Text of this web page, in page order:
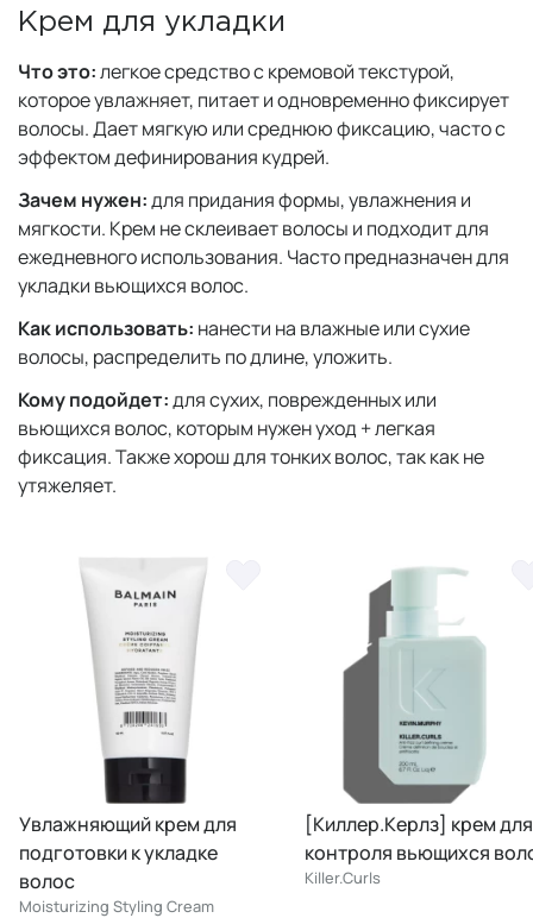
Крем для укладки
Что это:легкое средство с кремовой текстурой,
которое увлажняет, питает и одновременно фиксирует
волосы. Дает мягкую или среднюю фиксацию, часто с
эффектом дефинирования кудрей.
Зачем нужен:для придания формы, увлажнения и
мягкости. Крем не склеивает волосы и подходит для
ежедневного использования. Часто предназначен для
укладки вьющихся волос.
Как использовать: нанести на влажные или сухие
волосы, распределить по длине, уложить.
Кому подойдет:для сухих, поврежденных или
вьющихся волос, которым нужен уход + легкая
фиксация. Также хорош для тонких волос, так как не
утяжеляет.
Увлажняющий крем для
подготовки к укладке
волос
Moisturizing Styling Cream
[Киллер.Керлз] крем для
контроля вьющихся
Killer.Curls